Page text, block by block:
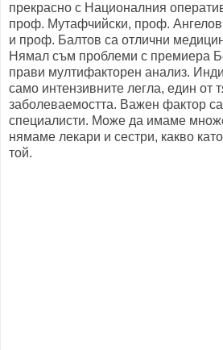
прекрасно с Националния
проф. Мутафчийски, проф.
и проф. Балтов са отлични
Нямал съм проблеми с премиера
прави мултифакторен анализ.
само интензивните легла, един от
заболеваемостта. Важен фактор
специалисти. Може да имаме
нямаме лекари и сестри, какво
той.